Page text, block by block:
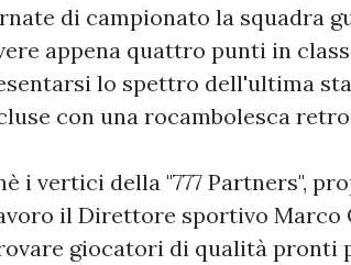
di campionato la squadra
appena quattro punti in
lo spettro dell'ultima
con una rocambolesca
i vertici della "777 Partners",
il Direttore sportivo Marco
giocatori di qualità pronti